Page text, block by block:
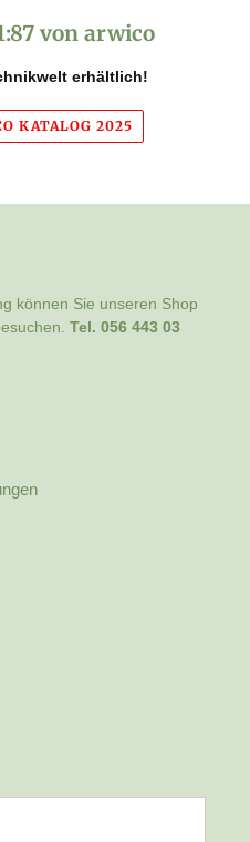
von arwico
erhältlich!
KATALOG 2025
können Sie unseren Shop
Tel. 056 443 03